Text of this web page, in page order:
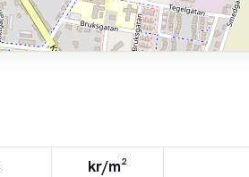
kr/m²